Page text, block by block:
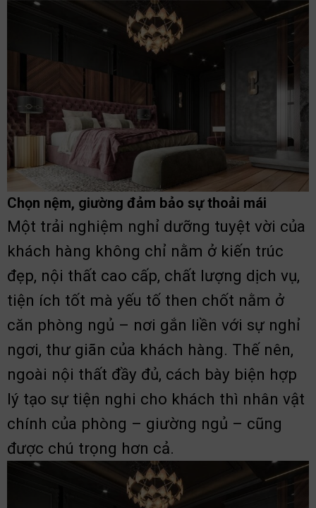
Chọn nệm, giường đảm bảo sự thoải mái
Một trải nghiệm nghỉ dưỡng tuyệt vời của
khách hàng không chỉ nằm ở kiến trúc
đẹp, nội thất cao cấp, chất lượng dịch vụ,
tiện ích tốt mà yếu tố then chốt nằm ở
căn phòng ngủ – nơi gắn liền với sự nghỉ
ngơi, thư giãn của khách hàng. Thế nên,
ngoài nội thất đầy đủ, cách bày biện hợp
lý tạo sự tiện nghi cho khách thì nhân vật
chính của phòng – giường ngủ – cũng
được chú trọng hơn cả.